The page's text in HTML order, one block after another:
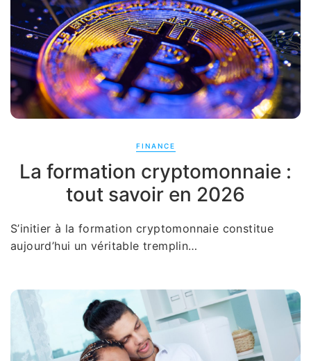
FINANCE
La formation cryptomonnaie :
tout savoir en 2026
S’initier à la formation cryptomonnaie constitue
aujourd’hui un véritable tremplin…